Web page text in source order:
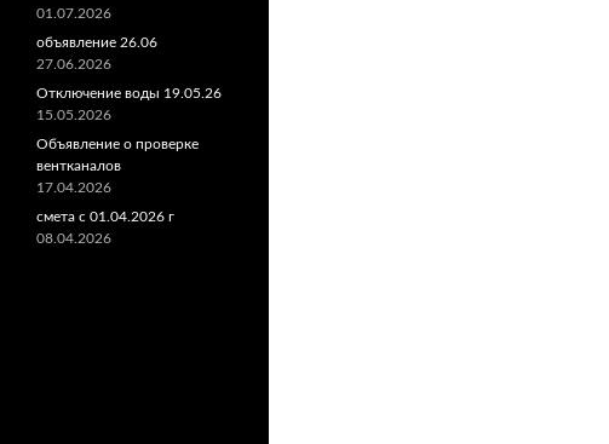
01.07.2026
объявление 26.06
27.06.2026
Отключение воды 19.05.26
15.05.2026
Объявление о проверке
вентканалов
17.04.2026
смета с 01.04.2026 г
08.04.2026